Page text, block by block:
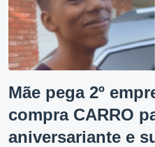
Mãe pega 2º
compra CARRO
aniversariante e